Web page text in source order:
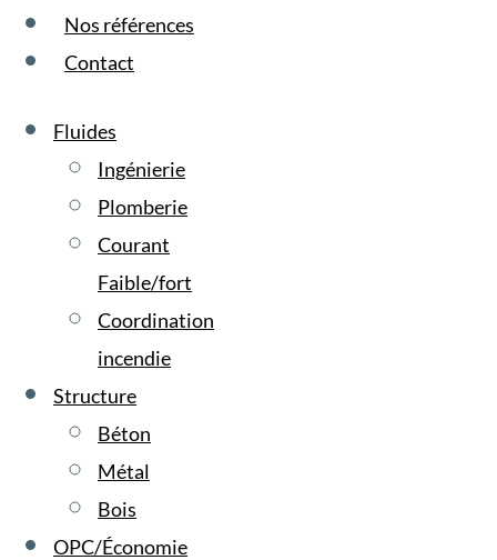
Nos références
Contact
Fluides
Ingénierie
Plomberie
Courant
Faible/fort
Coordination
incendie
Structure
Béton
Métal
Bois
OPC/Économie